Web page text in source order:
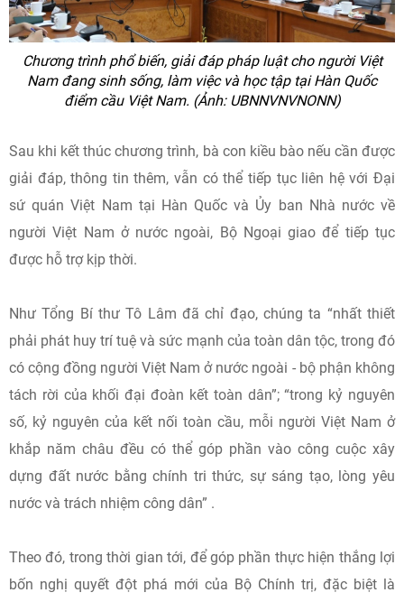
Chương trình phổ biến, giải đáp pháp luật cho người Việt
Nam đang sinh sống, làm việc và học tập tại Hàn Quốc
điểm cầu Việt Nam. (Ảnh: UBNNVNVNONN)
Sau khi kết thúc chương trình, bà con kiều bào nếu cần được
giải đáp, thông tin thêm, vẫn có thể tiếp tục liên hệ với Đại
sứ quán Việt Nam tại Hàn Quốc và Ủy ban Nhà nước về
người Việt Nam ở nước ngoài, Bộ Ngoại giao để tiếp tục
được hỗ trợ kịp thời.
Như Tổng Bí thư Tô Lâm đã chỉ đạo, chúng ta “nhất thiết
phải phát huy trí tuệ và sức mạnh của toàn dân tộc, trong đó
có cộng đồng người Việt Nam ở nước ngoài - bộ phận không
tách rời của khối đại đoàn kết toàn dân”; “trong kỷ nguyên
số, kỷ nguyên của kết nối toàn cầu, mỗi người Việt Nam ở
khắp năm châu đều có thể góp phần vào công cuộc xây
dựng đất nước bằng chính tri thức, sự sáng tạo, lòng yêu
nước và trách nhiệm công dân” .
Theo đó, trong thời gian tới, để góp phần thực hiện thắng lợi
bốn nghị quyết đột phá mới của Bộ Chính trị, đặc biệt là